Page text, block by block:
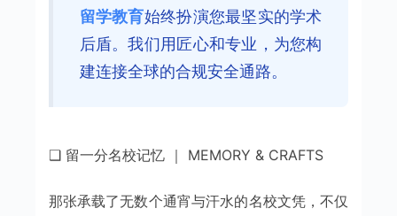
留学教育始终扮演您最坚实的学术
后盾。我们用匠心和专业，为您构
建连接全球的合规安全通路。
❑ 留一分名校记忆 ｜ MEMORY & CRAFTS
那张承载了无数个通宵与汗水的名校文凭，不仅